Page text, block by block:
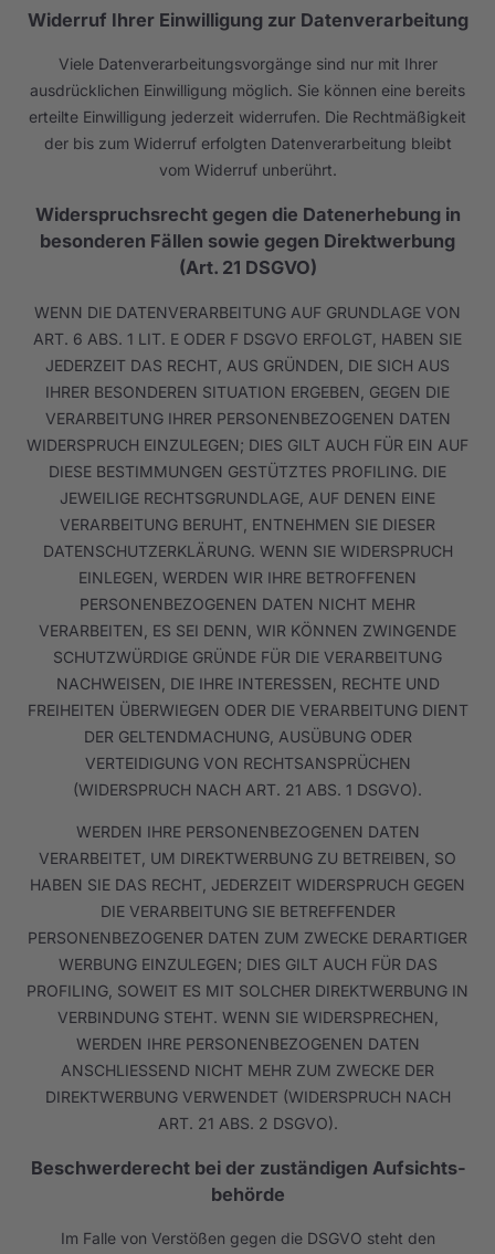
Widerruf Ihrer Einwilligung zur Datenverarbeitung
Viele Datenverarbeitungsvorgänge sind nur mit Ihrer
ausdrücklichen Einwilligung möglich. Sie können eine bereits
erteilte Einwilligung jederzeit widerrufen. Die Rechtmäßigkeit
der bis zum Widerruf erfolgten Datenverarbeitung bleibt
vom Widerruf unberührt.
Widerspruchsrecht gegen die Datenerhebung in
besonderen Fällen sowie gegen Direktwerbung
(Art. 21 DSGVO)
WENN DIE DATENVERARBEITUNG AUF GRUNDLAGE VON
ART. 6 ABS. 1 LIT. E ODER F DSGVO ERFOLGT, HABEN SIE
JEDERZEIT DAS RECHT, AUS GRÜNDEN, DIE SICH AUS
IHRER BESONDEREN SITUATION ERGEBEN, GEGEN DIE
VERARBEITUNG IHRER PERSONENBEZOGENEN DATEN
WIDERSPRUCH EINZULEGEN; DIES GILT AUCH FÜR EIN AUF
DIESE BESTIMMUNGEN GESTÜTZTES PROFILING. DIE
JEWEILIGE RECHTSGRUNDLAGE, AUF DENEN EINE
VERARBEITUNG BERUHT, ENTNEHMEN SIE DIESER
DATENSCHUTZERKLÄRUNG. WENN SIE WIDERSPRUCH
EINLEGEN, WERDEN WIR IHRE BETROFFENEN
PERSONENBEZOGENEN DATEN NICHT MEHR
VERARBEITEN, ES SEI DENN, WIR KÖNNEN ZWINGENDE
SCHUTZWÜRDIGE GRÜNDE FÜR DIE VERARBEITUNG
NACHWEISEN, DIE IHRE INTERESSEN, RECHTE UND
FREIHEITEN ÜBERWIEGEN ODER DIE VERARBEITUNG DIENT
DER GELTENDMACHUNG, AUSÜBUNG ODER
VERTEIDIGUNG VON RECHTSANSPRÜCHEN
(WIDERSPRUCH NACH ART. 21 ABS. 1 DSGVO).
WERDEN IHRE PERSONENBEZOGENEN DATEN
VERARBEITET, UM DIREKTWERBUNG ZU BETREIBEN, SO
HABEN SIE DAS RECHT, JEDERZEIT WIDERSPRUCH GEGEN
DIE VERARBEITUNG SIE BETREFFENDER
PERSONENBEZOGENER DATEN ZUM ZWECKE DERARTIGER
WERBUNG EINZULEGEN; DIES GILT AUCH FÜR DAS
PROFILING, SOWEIT ES MIT SOLCHER DIREKTWERBUNG IN
VERBINDUNG STEHT. WENN SIE WIDERSPRECHEN,
WERDEN IHRE PERSONENBEZOGENEN DATEN
ANSCHLIESSEND NICHT MEHR ZUM ZWECKE DER
DIREKTWERBUNG VERWENDET (WIDERSPRUCH NACH
ART. 21 ABS. 2 DSGVO).
Beschwerde­recht bei der zuständigen Aufsichts­
behörde
Im Falle von Verstößen gegen die DSGVO steht den